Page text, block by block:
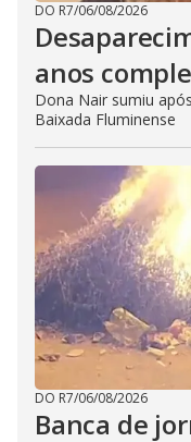
DO R7/06/08/2026
anos
Dona Nair sumiu
Baixada Fluminense
DO R7/06/08/2026
Banca de